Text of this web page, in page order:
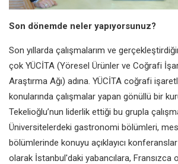
Son dönemde neler yapıyorsunuz?
Son yıllarda çalışmalarım ve
çok YÜCİTA (Yöresel Ürünler ve Coğrafi
Araştırma Ağı) adına. YÜCİTA coğrafi
konularında çalışmalar yapan gönüllü bir
Tekelioğlu’nun liderlik ettiği bu grupla
Üniversitelerdeki gastronomi bölümleri,
bölümlerinde konuyu açıklayıcı
olarak İstanbul'daki yabancılara, Fransızca